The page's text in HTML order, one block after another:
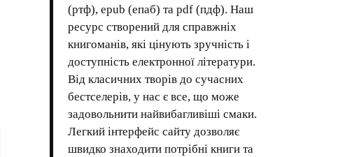
(ртф), epub (епаб) та pdf (пдф). Наш
ресурс створений для справжніх
книгоманів, які цінують зручність і
доступність електронної літератури.
Від класичних творів до сучасних
бестселерів, у нас є все, що може
задовольнити найвибагливіші смаки.
Легкий інтерфейс сайту дозволяє
швидко знаходити потрібні книги та